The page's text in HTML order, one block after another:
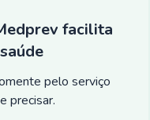
facilita
pelo serviço
precisar.